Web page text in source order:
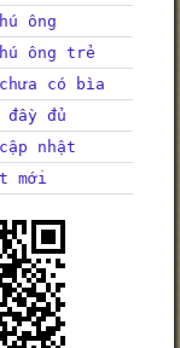
ông
ông trẻ
có bìa
đầy đủ
nhật
mới